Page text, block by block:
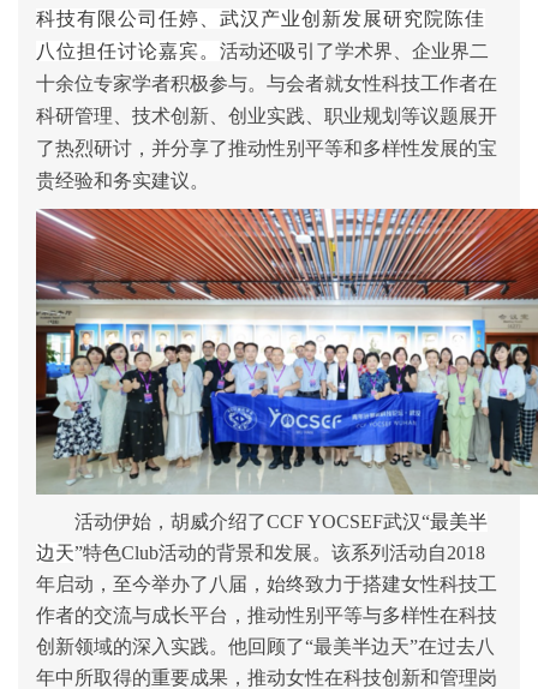
科技有限公司任婷、武汉产业创新发展研究院陈佳
八位担任讨论嘉宾。 活动还吸引了学术界、企业界二
十余位专家学者积极参与。与会者就女性科技工作者在
科研管理、技术创新、创业实践、职业规划等议题展开
了热烈研讨，并分享了推动性别平等和多样性发展的宝
贵经验和务实建议。
活动伊始，胡威介绍了CCF YOCSEF武汉“最美半
边天”特色Club活动的背景和发展。 该系列活动自2018
年启动，至今举办了八届，始终致力于搭建女性科技工
作者的交流与成长平台，推动性别平等与多样性在科技
创新领域的深入实践。他回顾了“最美半边天”在过去八
年中所取得的重要成果，推动女性在科技创新和管理岗